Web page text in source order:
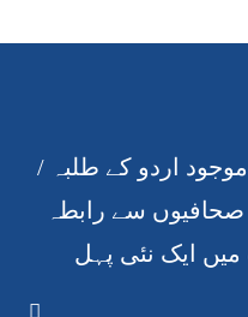
اردو کے طلبہ /
صحافیوں سے رابطہ
ایک نئی پہل